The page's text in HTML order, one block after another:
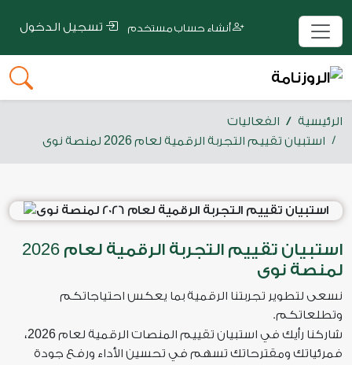
الرئيسية
الفعاليات
استبيان تقييم التجربة الرقمية لعام2026 لمنصة نوى
استبيان تقييم التجربة الرقمية لعام 2026
لمنصة نوى
نسعى لتطوير تجربتنا الرقمية بما يعكس احتياجاتكم
وتطلعاتكم.
شاركنا رأيك في استبيان تقييم المنصات الرقمية لعام2026،
فمرئياتك ومقترحاتك تسهم في تحسين الأداء ورفع جودة